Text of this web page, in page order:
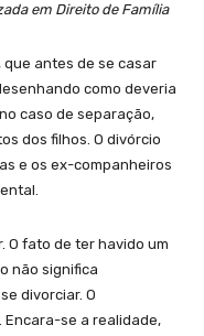
em Direito de Família
que antes de se casar
como deveria
caso de separação,
dos filhos. O divórcio
e os ex-companheiros
O fato de ter havido um
não significa
divorciar. O
se a realidade,